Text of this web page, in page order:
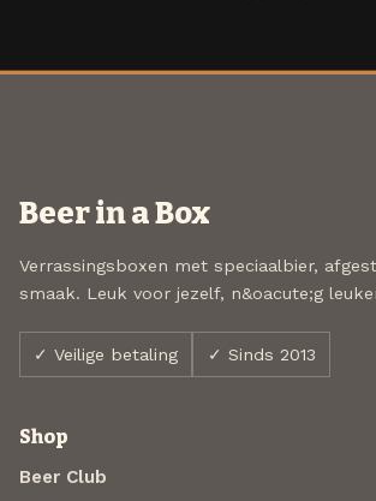
Beer in a Box
Verrassingsboxen met speciaalbier,
smaak. Leuk voor jezelf, n&oacute;g
✓ Veilige betaling ✓ Sinds 2013
Shop
Beer Club